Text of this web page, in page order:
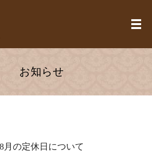
メ
お知らせ
8月の定休日について